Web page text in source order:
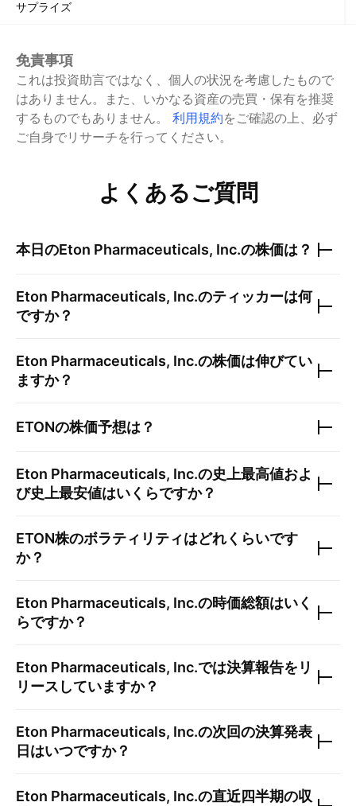
サプライズ
免責事項
これは投資助言ではなく、個人の状況を考慮したもので
はありません。また、いかなる資産の売買・保有を推奨
するものでもありません。
利用規約をご確認の上、必ず
ご自身でリサーチを行ってください。
よくあるご質問
本日のEton Pharmaceuticals, Inc.の株価は？
Eton Pharmaceuticals, Inc.のティッカーは何
ですか？
Eton Pharmaceuticals, Inc.の株価は伸びてい
ますか？
ETONの株価予想は？
Eton Pharmaceuticals, Inc.の史上最高値およ
び史上最安値はいくらですか？
ETON株のボラティリティはどれくらいです
か？
Eton Pharmaceuticals, Inc.の時価総額はいく
らですか？
Eton Pharmaceuticals, Inc.では決算報告をリ
リースしていますか？
Eton Pharmaceuticals, Inc.の次回の決算発表
日はいつですか？
Eton Pharmaceuticals, Inc.の直近四半期の収